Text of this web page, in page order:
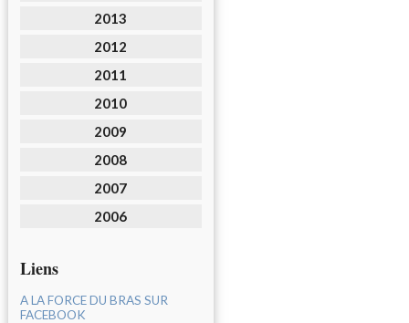
2013
2012
2011
2010
2009
2008
2007
2006
Liens
A LA FORCE DU BRAS SUR
FACEBOOK